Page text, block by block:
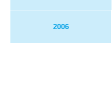
2006